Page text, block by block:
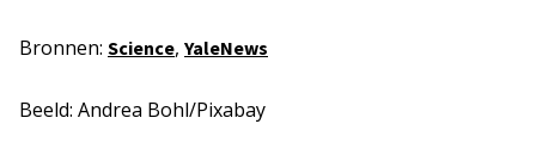
Bronnen: Science, YaleNews
Beeld: Andrea Bohl/Pixabay